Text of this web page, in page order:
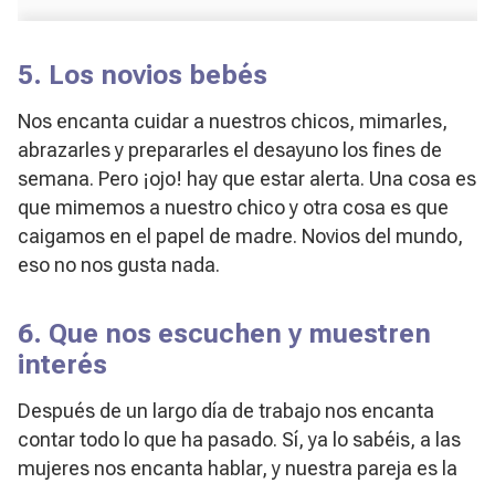
5. Los novios bebés
Nos encanta cuidar a nuestros chicos, mimarles,
abrazarles y prepararles el desayuno los fines de
semana. Pero ¡ojo! hay que estar alerta. Una cosa es
que mimemos a nuestro chico y otra cosa es que
caigamos en el papel de madre. Novios del mundo,
eso no nos gusta nada.
6. Que nos escuchen y muestren
interés
Después de un largo día de trabajo nos encanta
contar todo lo que ha pasado. Sí, ya lo sabéis, a las
mujeres nos encanta hablar, y nuestra pareja es la